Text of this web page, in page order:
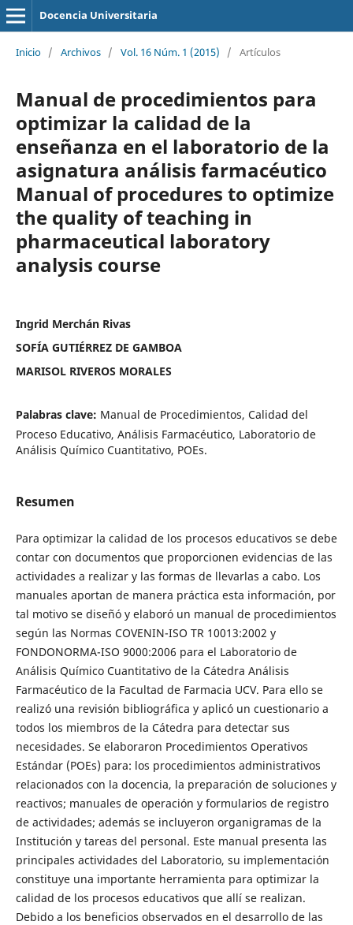
Docencia Universitaria
Inicio / Archivos / Vol. 16 Núm. 1 (2015) / Artículos
Manual de procedimientos para
optimizar la calidad de la
enseñanza en el laboratorio de la
asignatura análisis farmacéutico
Manual of procedures to optimize
the quality of teaching in
pharmaceutical laboratory
analysis course
Ingrid Merchán Rivas
SOFÍA GUTIÉRREZ DE GAMBOA
MARISOL RIVEROS MORALES
Palabras clave: Manual de Procedimientos, Calidad del
Proceso Educativo, Análisis Farmacéutico, Laboratorio de
Análisis Químico Cuantitativo, POEs.
Resumen
Para optimizar la calidad de los procesos educativos se debe
contar con documentos que proporcionen evidencias de las
actividades a realizar y las formas de llevarlas a cabo. Los
manuales aportan de manera práctica esta información, por
tal motivo se diseñó y elaboró un manual de procedimientos
según las Normas COVENIN-ISO TR 10013:2002 y
FONDONORMA-ISO 9000:2006 para el Laboratorio de
Análisis Químico Cuantitativo de la Cátedra Análisis
Farmacéutico de la Facultad de Farmacia UCV. Para ello se
realizó una revisión bibliográfica y aplicó un cuestionario a
todos los miembros de la Cátedra para detectar sus
necesidades. Se elaboraron Procedimientos Operativos
Estándar (POEs) para: los procedimientos administrativos
relacionados con la docencia, la preparación de soluciones y
reactivos; manuales de operación y formularios de registro
de actividades; además se incluyeron organigramas de la
Institución y tareas del personal. Este manual presenta las
principales actividades del Laboratorio, su implementación
constituye una importante herramienta para optimizar la
calidad de los procesos educativos que allí se realizan.
Debido a los beneficios observados en el desarrollo de las